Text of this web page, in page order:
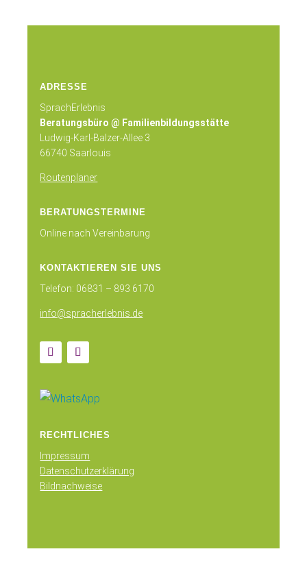
ADRESSE
SprachErlebnis
Beratungsbüro @ Familienbildungsstätte
Ludwig-Karl-Balzer-Allee 3
66740 Saarlouis
Routenplaner
BERATUNGSTERMINE
Online nach Vereinbarung
KONTAKTIEREN SIE UNS
Telefon: 06831 – 893 6170
info@spracherlebnis.de
RECHTLICHES
Impressum
Datenschutzerklärung
Bildnachweise